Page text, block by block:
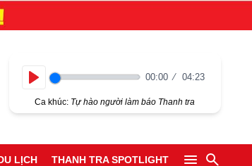
00:00 04:23
Ca khúc: Tự hào người làm báo Thanh tra
LỊCH THANH TRA SPOTLIGHT